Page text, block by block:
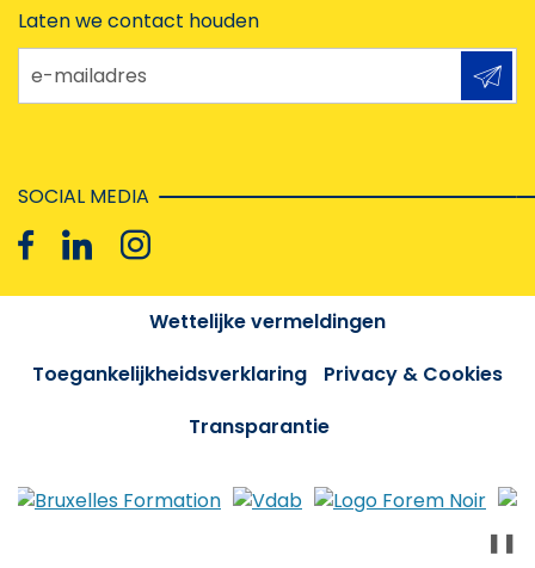
Laten we contact houden
e-mailadres
SOCIAL MEDIA
Wettelijke vermeldingen
Toegankelijkheidsverklaring
Privacy & Cookies
Transparantie
❚❚